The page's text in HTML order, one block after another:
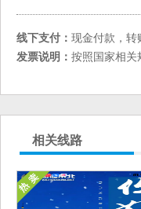
线下支付： 现金付款，转
发票说明： 按照国家相关
相关线路